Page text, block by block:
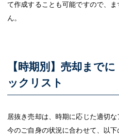
て作成することも可能ですので、
ん。
【時期別】売却まで
ックリスト
居抜き売却は、時期に応じた適切な
今のご自身の状況に合わせて、以